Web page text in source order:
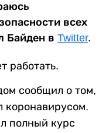
всех
Байден в Twitter.
работать.
сообщил о том,
коронавирусом.
полный курс